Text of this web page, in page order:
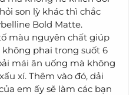
son lỳ khác thì chắc
Bold Matte.
màu nguyên chất giúp
phai trong suốt 6
mái ăn uống mà không
xí. Thêm vào đó, dải
em ấy sẽ làm các bạn